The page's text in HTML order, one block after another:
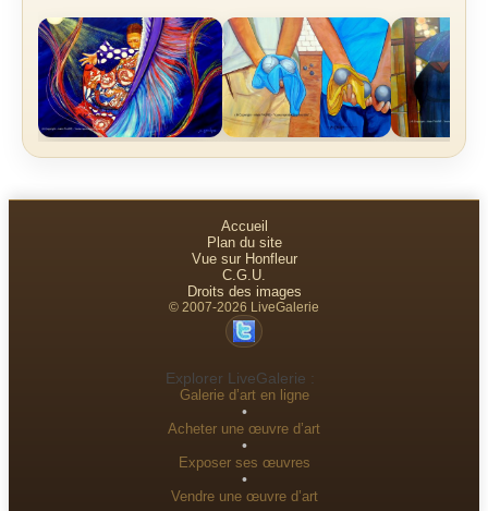
Accueil
Plan du site
Vue sur Honfleur
C.G.U.
Droits des images
© 2007-2026 LiveGalerie
Explorer LiveGalerie :
Galerie d’art en ligne
•
Acheter une œuvre d’art
•
Exposer ses œuvres
•
Vendre une œuvre d’art